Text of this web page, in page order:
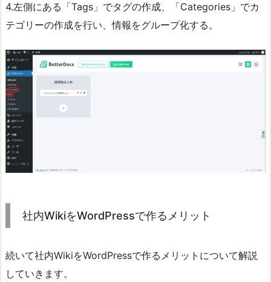
4.左側にある「Tags」でタグの作成、「Categories」でカ
テゴリーの作成を行い、情報をグループ化する。
社内WikiをWordPressで作るメリット
続いて社内WikiをWordPressで作るメリットについて解説
していきます。